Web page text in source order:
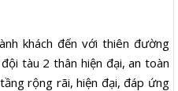
khách đến với thiên đường
tàu 2 thân hiện đại, an toàn
rộng rãi, hiện đại, đáp ứng